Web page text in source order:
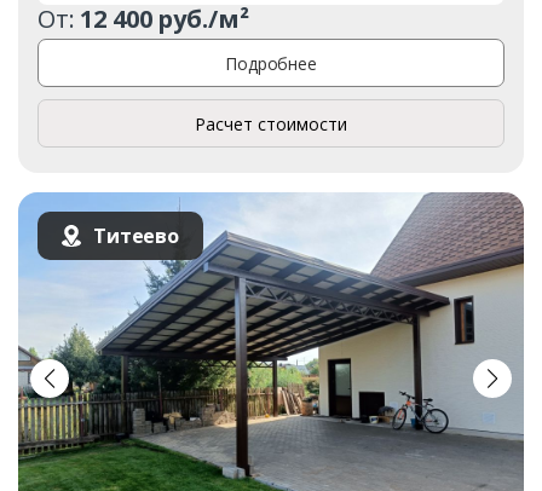
От: 12 400 руб./м²
Подробнее
Расчет стоимости
Титеево